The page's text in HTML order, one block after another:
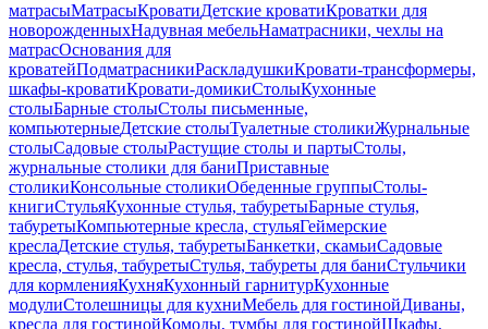
матрасыМатрасыКроватиДетские кроватиКроватки для
новорожденныхНадувная мебельНаматрасники, чехлы на
матрасОснования для
кроватейПодматрасникиРаскладушкиКровати-трансформеры,
шкафы-кроватиКровати-домикиСтолыКухонные
столыБарные столыСтолы письменные,
компьютерныеДетские столыТуалетные столикиЖурнальные
столыСадовые столыРастущие столы и партыСтолы,
журнальные столики для баниПриставные
столикиКонсольные столикиОбеденные группыСтолы-
книгиСтульяКухонные стулья, табуретыБарные стулья,
табуретыКомпьютерные кресла, стульяГеймерские
креслаДетские стулья, табуретыБанкетки, скамьиСадовые
кресла, стулья, табуретыСтулья, табуреты для баниСтульчики
для кормленияКухняКухонный гарнитурКухонные
модулиСтолешницы для кухниМебель для гостинойДиваны,
кресла для гостинойКомоды, тумбы для гостинойШкафы,